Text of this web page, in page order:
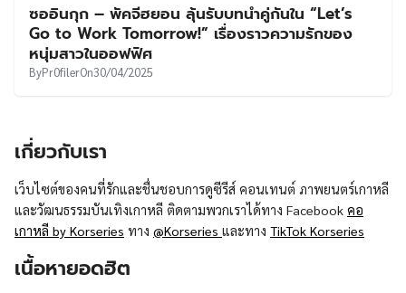
ซออินกุก – พัคจีฮยอน ลุ้นรับบทนำคู่กันใน “Let’s
Go to Work Tomorrow!” เรื่องราวความรักของ
หนุ่มสาวในออฟฟิศ
ByPr0filerOn30/04/2025
เกี่ยวกับเรา
เว็บไซต์ของคนที่รักและชื่นชอบการดูซีรีส์ คอนเทนต์ ภาพยนตร์เกาหลี
และวัฒนธรรมบันเทิงเกาหลี ติดตามพวกเราได้ทาง Facebook คอ
เกาหลี by Korseries ทาง @Korseries และทาง TikTok Korseries
เนื้อหายอดฮิต